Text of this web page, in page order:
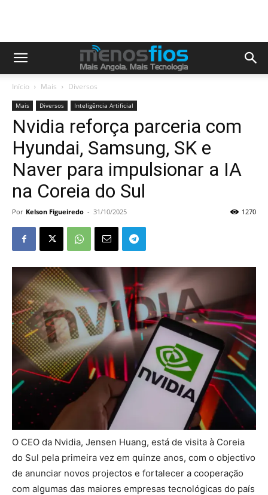
Início Mais Diversos
Mais Diversos Inteligência Artificial
Nvidia reforça parceria com
Hyundai, Samsung, SK e
Naver para impulsionar a IA
na Coreia do Sul
Por Kelson Figueiredo - 31/10/2025 1270
O CEO da Nvidia, Jensen Huang, está de visita à Coreia
do Sul pela primeira vez em quinze anos, com o objectivo
de anunciar novos projectos e fortalecer a cooperação
com algumas das maiores empresas tecnológicas do país